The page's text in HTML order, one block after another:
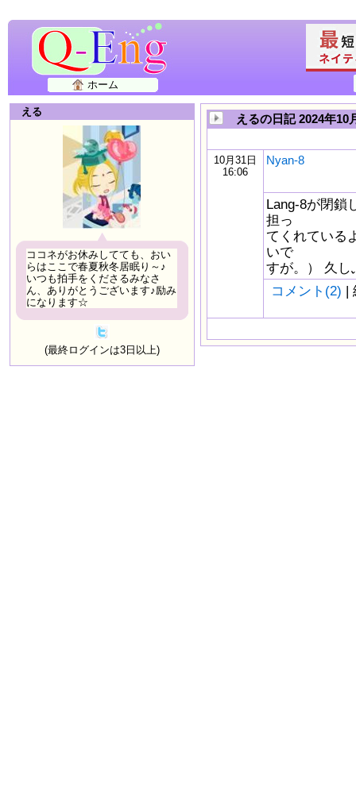
ホーム
える
ココネがお休みしてても、おい
らはここで春夏秋冬居眠り～♪
いつも拍手をくださるみなさ
ん、ありがとうございます♪励み
になります☆
(最終ログインは3日以上)
えるの日記 2024年10
10月31日
16:06
Nyan-8
Lang-8が閉鎖
担っ
てくれている
いで
すが。） 久し
コメント(2) |